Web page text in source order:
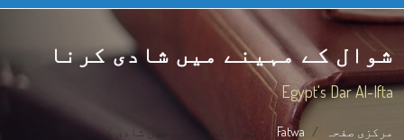
شوال کے مہینے میں شادی کرنا
Egypt's Dar Al-Ifta
مرکزی صفحہ Fatwa شوال کے مہینے میں شادی کرنا